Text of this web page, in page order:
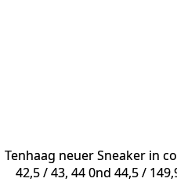
Tenhaag neuer Sneaker in
42,5 / 43, 44 0nd 44,5 /